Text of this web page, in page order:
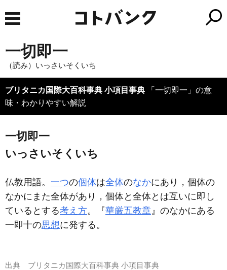
一切即一
（読み）いっさいそくいち
ブリタニカ国際大百科事典 小項目事典 「一切即一」の意
味・わかりやすい解説
一切即一
いっさいそくいち
仏教用語。 一つの個体は全体のなかにあり，個体の
なかにまた全体があり，個体と全体とは互いに即し
ているとする考え方。『華厳五教章』のなかにある
一即十の思想に発する。
出典 ブリタニカ国際大百科事典 小項目事典